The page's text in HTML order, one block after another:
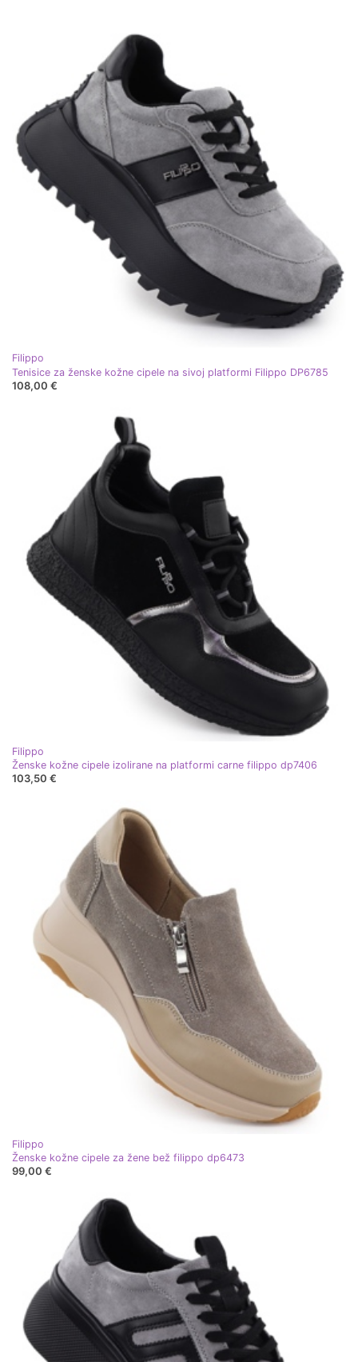
Filippo
Tenisice za ženske kožne cipele na sivoj platformi Filippo DP6785
108,00 €
Filippo
Ženske kožne cipele izolirane na platformi carne filippo dp7406
103,50 €
Filippo
Ženske kožne cipele za žene bež filippo dp6473
99,00 €